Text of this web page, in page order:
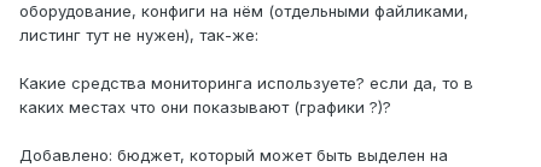
оборудование, конфиги на нём (отдельными файликами,
листинг тут не нужен), так-же:
Какие средства мониторинга используете? если да, то в
каких местах что они показывают (графики ?)?
Добавлено: бюджет, который может быть выделен на